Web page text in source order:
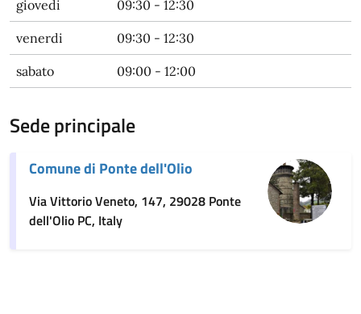
giovedi 09:30 - 12:30
venerdi 09:30 - 12:30
sabato 09:00 - 12:00
Sede principale
Comune di Ponte dell'Olio
Via Vittorio Veneto, 147, 29028 Ponte
dell'Olio PC, Italy